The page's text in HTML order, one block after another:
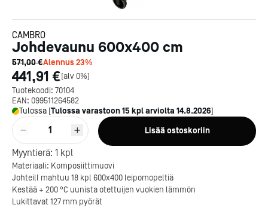
CAMBRO
Johdevaunu 600x400 cm
571,00 €Alennus23%
441,91 €[alv 0%]
Tuotekoodi: 70104
EAN: 099511264582
Tulossa [Tulossa varastoon15 kpl arviolta 14.8.2026]
1 Lisää ostoskoriin
Myyntierä: 1 kpl
Materiaali: Komposiittimuovi
Johteill mahtuu 18 kpl 600x400 leipomopeltiä
Kestää + 200 °C uunista otettuijen vuokien lämmön
Lukittavat 127 mm pyörät
Kotipizza on vuonna 1987
perustettu yritys, jolla on yli
300 ravintolaa eri puolella
Suomea. Dieta on tehnyt